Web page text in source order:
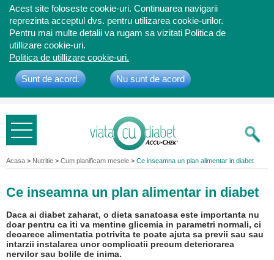
Acest site foloseste cookie-uri. Continuarea navigarii
reprezinta acceptul dvs. pentru utilizarea cookie-urilor.
Pentru mai multe detalii va rugam sa vizitati Politica de
utillizare cookie-uri.
Politica de utillizare cookie-uri.
Sunt de acord. Nu sunt de acord
Bine ati
venit
Acasa > Nutritie > Cum planificam mesele > Ce inseamna un plan alimentar in diabet
Ce inseamna un plan alimentar in diabet
Daca ai diabet zaharat, o dieta sanatoasa este importanta nu
doar pentru ca iti va mentine glicemia in parametri normali, ci
deoarece alimentatia potrivita te poate ajuta sa previi sau sau
intarzii instalarea unor complicatii precum deteriorarea
nervilor sau bolile de inima.